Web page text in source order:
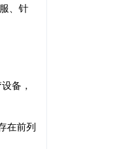
、针
备，
在前列